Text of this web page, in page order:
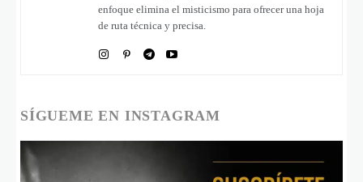
enfoque elimina el misticismo para ofrecer una hoja
de ruta técnica y precisa.
SÍGUEME EN INSTAGRAM